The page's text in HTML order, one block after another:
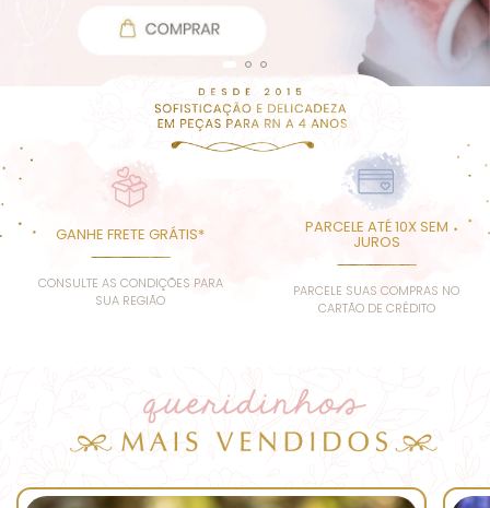
GANHE FRETE GRÁTIS*
CONSULTE AS CONDIÇÕES PARA
SUA REGIÃO
PARCELE ATÉ 10X SEM
JUROS
PARCELE SUAS COMPRAS NO
CARTÃO DE CRÉDITO